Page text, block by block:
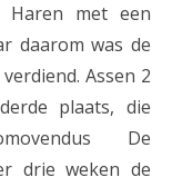
Haren met een
daarom was de
Assen 2
plaats, die
De
drie weken de